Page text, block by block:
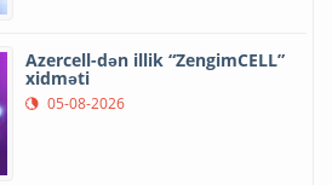
Azercell-dən illik “ZengimCELL”
xidməti
05-08-2026